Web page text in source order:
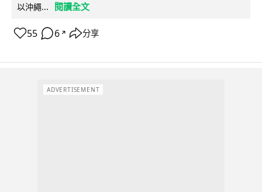
以沖繩...
閱讀全文
55 6 ↗ 分享
ADVERTISEMENT